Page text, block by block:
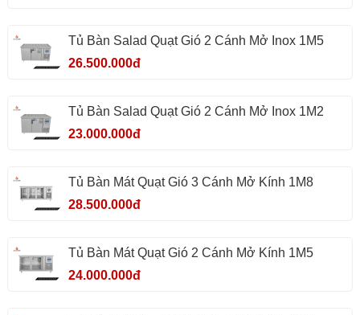
Tủ Bàn Salad Quạt Gió 2 Cánh Mở Inox 1M5
26.500.000đ
Tủ Bàn Salad Quạt Gió 2 Cánh Mở Inox 1M2
23.000.000đ
Tủ Bàn Mát Quạt Gió 3 Cánh Mở Kính 1M8
28.500.000đ
Tủ Bàn Mát Quạt Gió 2 Cánh Mở Kính 1M5
24.000.000đ